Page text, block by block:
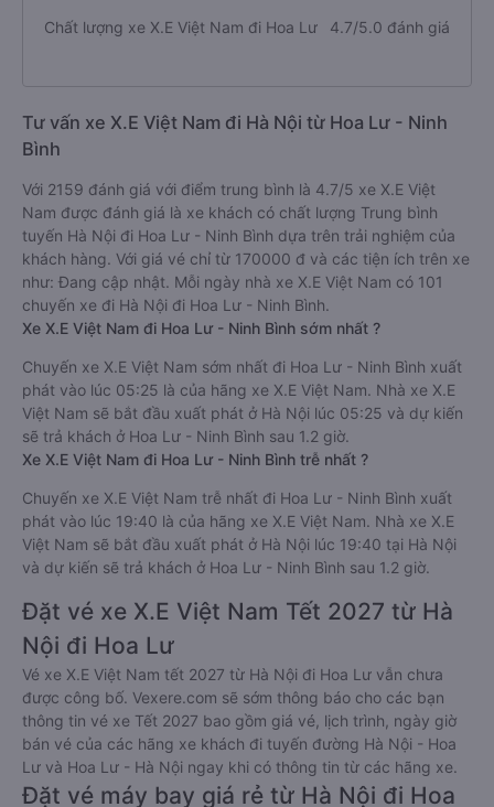
Chất lượng xe X.E Việt Nam đi Hoa Lư 4.7/5.0 đánh giá
Tư vấn xe X.E Việt Nam đi Hà Nội từ Hoa Lư - Ninh
Bình
Với 2159 đánh giá với điểm trung bình là 4.7/5 xe X.E Việt
Nam được đánh giá là xe khách có chất lượng Trung bình
tuyến Hà Nội đi Hoa Lư - Ninh Bình dựa trên trải nghiệm của
khách hàng. Với giá vé chỉ từ 170000 đ và các tiện ích trên xe
như: Đang cập nhật. Mỗi ngày nhà xe X.E Việt Nam có 101
chuyến xe đi Hà Nội đi Hoa Lư - Ninh Bình.
Xe X.E Việt Nam đi Hoa Lư - Ninh Bình sớm nhất ?
Chuyến xe X.E Việt Nam sớm nhất đi Hoa Lư - Ninh Bình xuất
phát vào lúc 05:25 là của hãng xe X.E Việt Nam. Nhà xe X.E
Việt Nam sẽ bắt đầu xuất phát ở Hà Nội lúc 05:25 và dự kiến
sẽ trả khách ở Hoa Lư - Ninh Bình sau 1.2 giờ.
Xe X.E Việt Nam đi Hoa Lư - Ninh Bình trễ nhất ?
Chuyến xe X.E Việt Nam trễ nhất đi Hoa Lư - Ninh Bình xuất
phát vào lúc 19:40 là của hãng xe X.E Việt Nam. Nhà xe X.E
Việt Nam sẽ bắt đầu xuất phát ở Hà Nội lúc 19:40 tại Hà Nội
và dự kiến sẽ trả khách ở Hoa Lư - Ninh Bình sau 1.2 giờ.
Đặt vé xe X.E Việt Nam Tết 2027 từ Hà
Nội đi Hoa Lư
Vé xe X.E Việt Nam tết 2027 từ Hà Nội đi Hoa Lư vẫn chưa
được công bố. Vexere.com sẽ sớm thông báo cho các bạn
thông tin vé xe Tết 2027 bao gồm giá vé, lịch trình, ngày giờ
bán vé của các hãng xe khách đi tuyến đường Hà Nội - Hoa
Lư và Hoa Lư - Hà Nội ngay khi có thông tin từ các hãng xe.
Đặt vé máy bay giá rẻ từ Hà Nội đi Hoa